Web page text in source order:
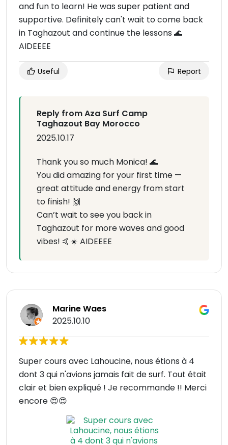
and fun to learn! He was super patient and
supportive. Definitely can't wait to come back
in Taghazout and continue the lessons 🌊
AIDEEEE
Useful Report
Reply from Aza Surf Camp
Taghazout Bay Morocco
2025.10.17
Thank you so much Monica! 🌊
You did amazing for your first time —
great attitude and energy from start
to finish! 🙌
Can’t wait to see you back in
Taghazout for more waves and good
vibes! 🤙☀️ AIDEEEE
Marine Waes
2025.10.10
Super cours avec Lahoucine, nous étions à 4
dont 3 qui n'avions jamais fait de surf. Tout était
clair et bien expliqué ! Je recommande !! Merci
encore 😍😍